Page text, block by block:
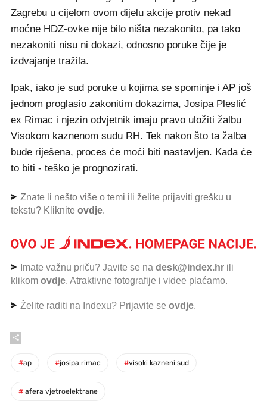
Zagrebu u cijelom ovom dijelu akcije protiv nekad
moćne HDZ-ovke nije bilo ništa nezakonito, pa tako
nezakoniti nisu ni dokazi, odnosno poruke čije je
izdvajanje tražila.
Ipak, iako je sud poruke u kojima se spominje i AP još
jednom proglasio zakonitim dokazima, Josipa Pleslić
ex Rimac i njezin odvjetnik imaju pravo uložiti žalbu
Visokom kaznenom sudu RH. Tek nakon što ta žalba
bude riješena, proces će moći biti nastavljen. Kada će
to biti - teško je prognozirati.
Znate li nešto više o temi ili želite prijaviti grešku u
tekstu? Kliknite ovdje.
Imate važnu priču? Javite se na desk@index.hr ili
klikom ovdje. Atraktivne fotografije i videe plaćamo.
Želite raditi na Indexu? Prijavite se ovdje.
#ap #josipa rimac #visoki kazneni sud
# afera vjetroelektrane